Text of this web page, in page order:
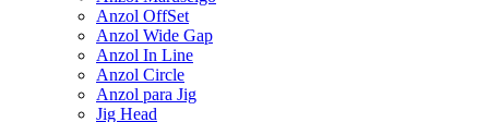
Anzol OffSet
Anzol Wide Gap
Anzol In Line
Anzol Circle
Anzol para Jig
Jig Head